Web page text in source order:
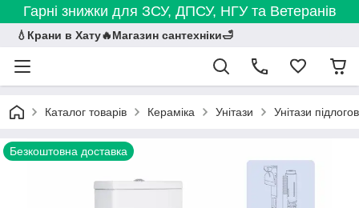
Гарні знижки для ЗСУ, ДПСУ, НГУ та Ветеранів
💧Крани в Хату🔥Магазин сантехніки🛁
Каталог товарів Кераміка Унітази Унітази
Безкоштовна доставка